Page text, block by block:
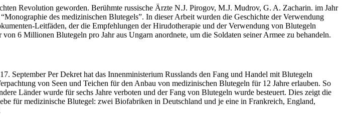
Revolution geworden. Berühmte russische Ärzte N.J. Pirogov, M.J. Mudrov, G. A. Zacharin. im Jahr
des medizinischen Blutegels”. In dieser Arbeit wurden die Geschichte der Verwendung
Leitfäden, der die Empfehlungen der Hirudotherapie und der Verwendung von Blutegeln
6 Millionen Blutegeln pro Jahr aus Ungarn anordnete, um die Soldaten seiner Armee zu behandeln.
September Per Dekret hat das Innenministerium Russlands den Fang und Handel mit Blutegeln
von Seen und Teichen für den Anbau von medizinischen Blutegeln für 12 Jahre erlauben. So
Länder wurde für sechs Jahre verboten und der Fang von Blutegeln wurde besteuert. Dies zeigt die
für medizinische Blutegel: zwei Biofabriken in Deutschland und je eine in Frankreich, England,